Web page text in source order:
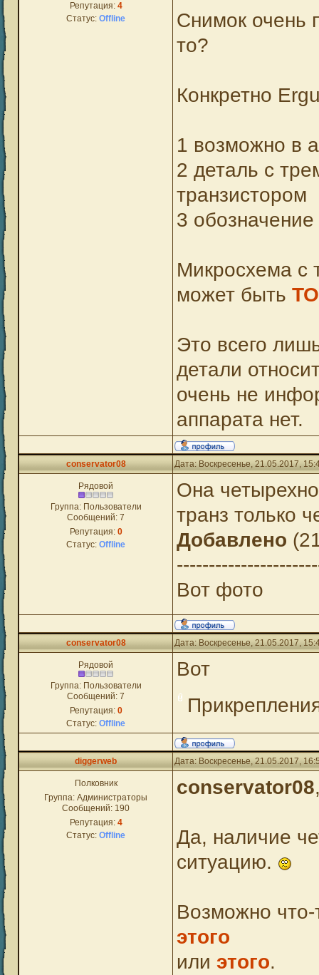
Репутация: 4
Статус: Offline
Снимок очень
то?
Конкретно
1 возможно в
2 деталь с
транзистором
3
Микросхема с
может быть
Это всего
детали
очень не
аппарата нет.
conservator08 Дата: Воскресенье, 21.05.2017,
Рядовой
Группа: Пользователи
Сообщений: 7
Репутация: 0
Статус: Offline
Она
транз только
Добавлено
Вот фото
conservator08 Дата: Воскресенье, 21.05.2017,
Рядовой
Группа: Пользователи
Сообщений: 7
Репутация: 0
Статус: Offline
Вот
diggerweb Дата: Воскресенье, 21.05.2017,
Полковник
Группа: Администраторы
Сообщений: 190
Репутация: 4
Статус: Offline
conservator08
Да, наличие
ситуацию.
Возможно что-
этого
или этого.